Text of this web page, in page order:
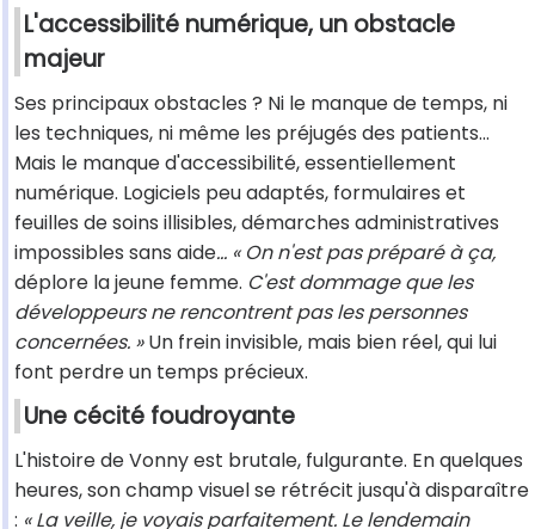
L'accessibilité numérique, un obstacle
majeur
Ses principaux obstacles ? Ni le manque de temps, ni
les techniques, ni même les préjugés des patients...
Mais le manque d'accessibilité, essentiellement
numérique. Logiciels peu adaptés, formulaires et
feuilles de soins illisibles, démarches administratives
impossibles sans aide... « On n'est pas préparé à ça,
déplore la jeune femme. C'est dommage que les
développeurs ne rencontrent pas les personnes
concernées. »Un frein invisible, mais bien réel, qui lui
font perdre un temps précieux.
Une cécité foudroyante
L'histoire de Vonny est brutale, fulgurante. En quelques
heures, son champ visuel se rétrécit jusqu'à disparaître
: « La veille, je voyais parfaitement. Le lendemain